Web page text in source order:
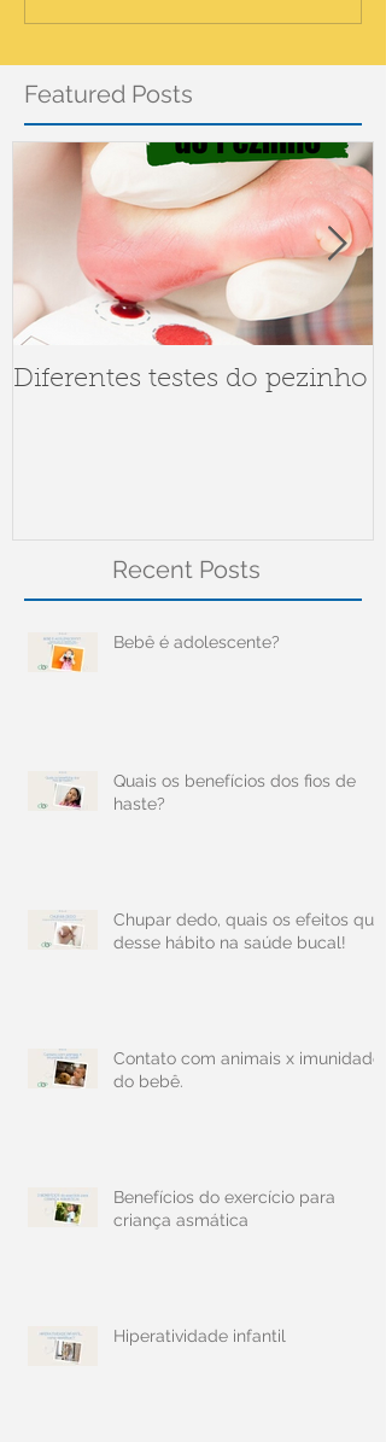
Featured Posts
Diferentes testes do pezinho
Recent Posts
Bebê é adolescente?
Quais os benefícios dos fios de
haste?
Chupar dedo, quais os efeitos que
desse hábito na saúde bucal!
Contato com animais x imunidade
do bebê.
Benefícios do exercício para
criança asmática
Hiperatividade infantil